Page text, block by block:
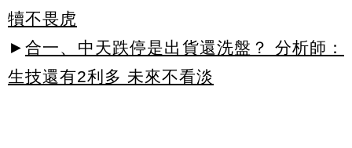
犢不畏虎
► 合一、中天跌停是出貨還洗盤？ 分析師：
生技還有2利多 未來不看淡